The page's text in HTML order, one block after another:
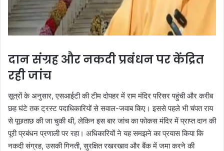
दान संग्रह और नकदी प्रबंधन पर केंद्रित
रही जांच
सूत्रों के अनुसार, एसआईटी की टीम दोपहर में राम मंदिर परिसर पहुंची और करीब
छह घंटे तक ट्रस्ट पदाधिकारियों से सवाल-जवाब किए। इससे पहले भी चंपत राय
से पूछताछ की जा चुकी थी, लेकिन इस बार जांच का फोकस मंदिर में प्राप्त दान की
पूरी प्रबंधन प्रणाली पर रहा। अधिकारियों ने यह समझने का प्रयास किया कि
नकदी संग्रह, उसकी गिनती, सुरक्षित रखरखाव और बैंक में जमा करने की